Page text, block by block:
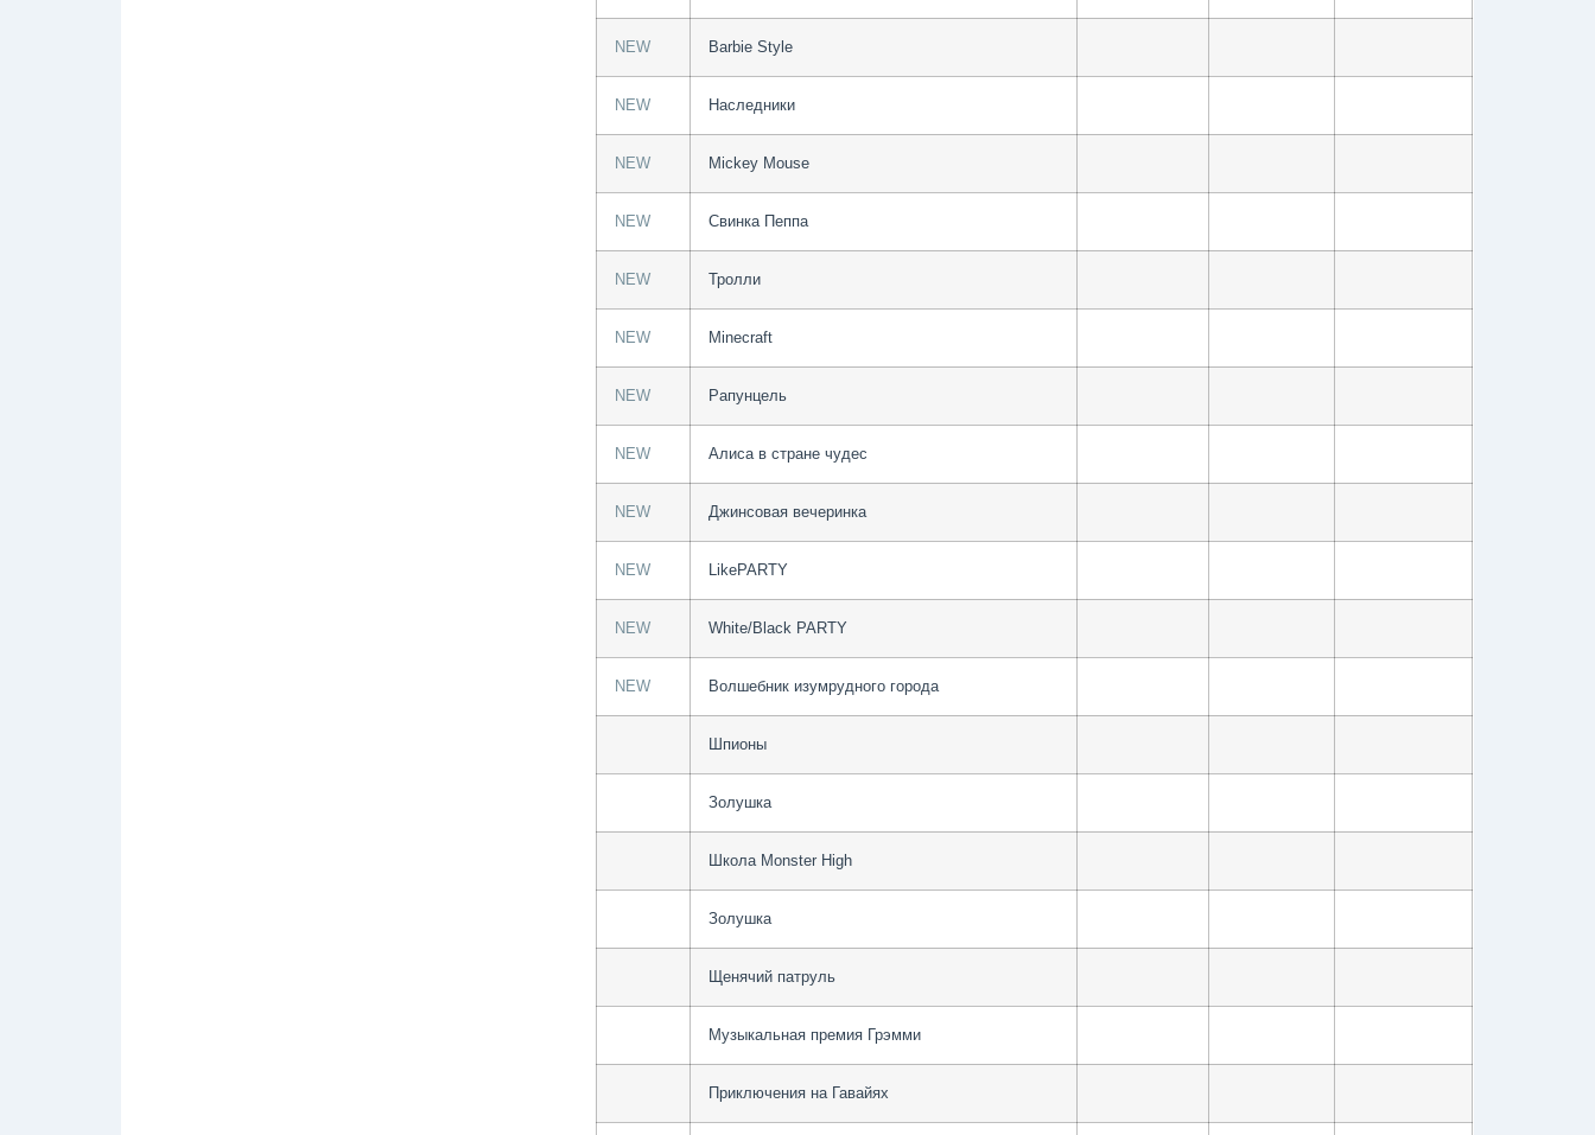
NEW Barbie Style
NEW Наследники
NEW Мickey Mouse
NEW Свинка Пеппа
NEW Тролли
NEW Minecraft
NEW Рапунцель
NEW Алиса в стране чудес
NEW Джинсовая вечеринка
NEW LikePARTY
NEW White/Black PARTY
NEW Волшебник изумрудного города
Шпионы
Золушка
Школа Monster High
Золушка
Щенячий патруль
Музыкальная премия Грэмми
Приключения на Гавайях